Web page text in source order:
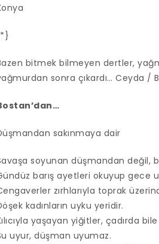
bitmek bilmeyen dertler,
sonra çıkardı… Ceyda /
sakınmaya dair
soyunan düşmandan değil,
barış ayetleri okuyup gece
zırhlarıyla toprak
kadınların uyku yeridir.
yaşayan yiğitler, çadırda
uyur, düşman uyumaz.